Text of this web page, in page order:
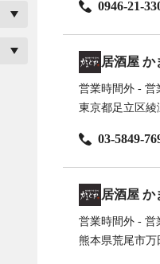
0946-21-
居酒屋 か
営業時間外 - 営
東京都足立区綾
03-5849-
居酒屋 か
営業時間外 - 営
熊本県荒尾市万